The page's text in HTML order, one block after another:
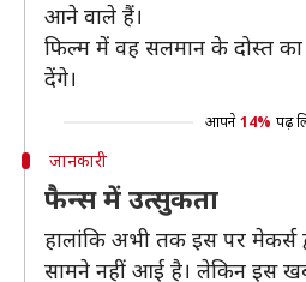
आने वाले हैं।
फिल्म में वह सलमान के दोस्त का
देंगे।
आपने 14% पढ़
जानकारी
फैन्स में उत्सुकता
हालांकि अभी तक इस पर मेकर्स
सामने नहीं आई है। लेकिन इस